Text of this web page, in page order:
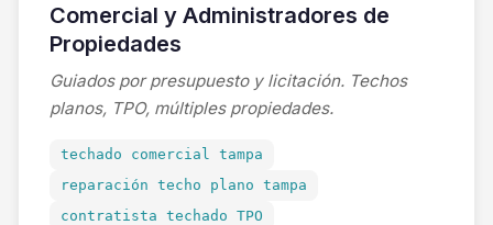
Comercial y Administradores de
Propiedades
Guiados por presupuesto y licitación. Techos
planos, TPO, múltiples propiedades.
techado comercial tampa
reparación techo plano tampa
contratista techado TPO